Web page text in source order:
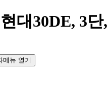
대30DE, 3
메뉴 열기